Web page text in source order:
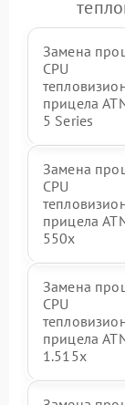
Замена
CPU
прицела
5 Series
Замена
CPU
прицела
550x
Замена
CPU
прицела
1.515x